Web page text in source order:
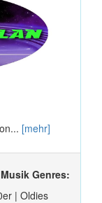
[mehr]
Musik Genres:
| Oldies